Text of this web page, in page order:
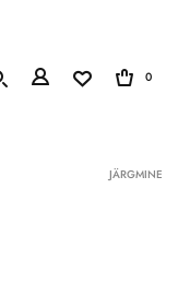
0
JÄRGMINE